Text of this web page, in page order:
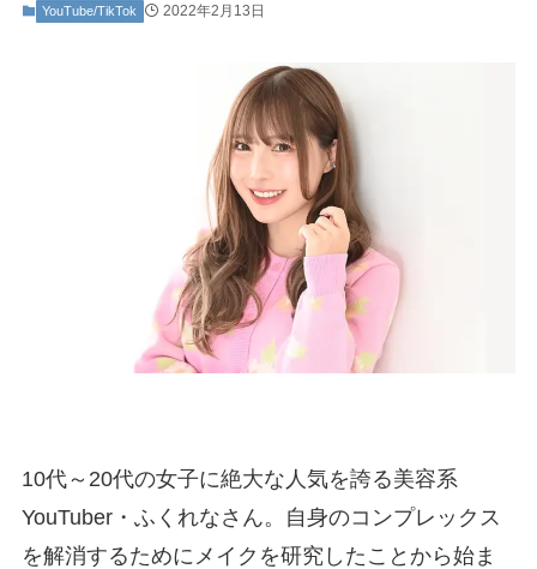
YouTube/TikTok 2022年2月13日
10代～20代の女子に絶大な人気を誇る美容系
YouTuber・ふくれなさん。自身のコンプレックス
を解消するためにメイクを研究したことから始ま